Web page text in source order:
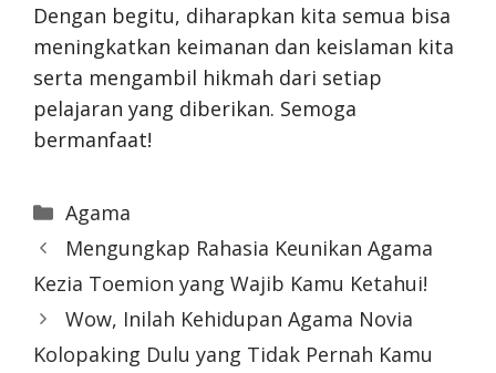
Dengan begitu, diharapkan kita semua bisa
meningkatkan keimanan dan keislaman kita
serta mengambil hikmah dari setiap
pelajaran yang diberikan. Semoga
bermanfaat!
Categories
Agama
Mengungkap Rahasia Keunikan Agama
Kezia Toemion yang Wajib Kamu Ketahui!
Wow, Inilah Kehidupan Agama Novia
Kolopaking Dulu yang Tidak Pernah Kamu